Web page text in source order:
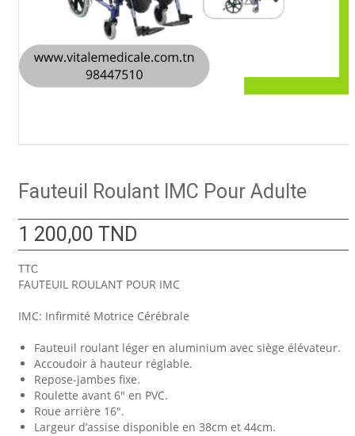
Fauteuil Roulant IMC Pour Adulte
1 200,00 TND
TTC
FAUTEUIL ROULANT POUR IMC
IMC: Infirmité Motrice Cérébrale
Fauteuil roulant léger en aluminium avec siège élévateur.
Accoudoir à hauteur réglable.
Repose-jambes fixe.
Roulette avant 6″ en PVC.
Roue arrière 16″.
Largeur d’assise disponible en 38cm et 44cm.